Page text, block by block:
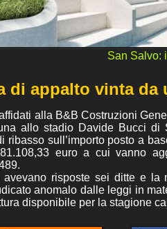
San Salvo:
di appalto vinta da
alla B&B Costruzioni
allo stadio Davide Bucci di
ribasso sull’importo posto a
euro a cui vanno
avevano risposte sei ditte e
anomalo dalle leggi in
disponibile per la stagione